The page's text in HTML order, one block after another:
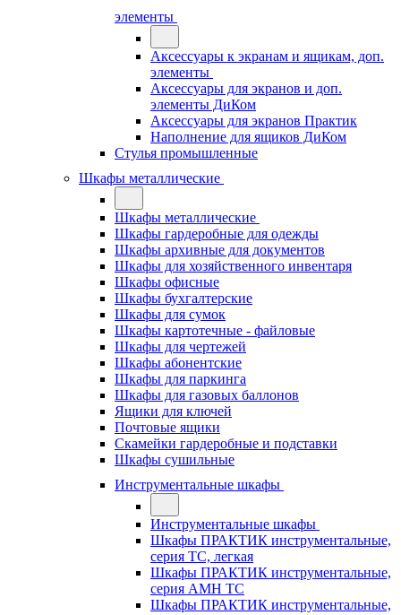
элементы
Аксессуары к экранам и ящикам, доп.
элементы
Аксессуары для экранов и доп.
элементы ДиКом
Аксессуары для экранов Практик
Наполнение для ящиков ДиКом
Стулья промышленные
Шкафы металлические
Шкафы металлические
Шкафы гардеробные для одежды
Шкафы архивные для документов
Шкафы для хозяйственного инвентаря
Шкафы офисные
Шкафы бухгалтерские
Шкафы для сумок
Шкафы картотечные - файловые
Шкафы для чертежей
Шкафы абонентские
Шкафы для паркинга
Шкафы для газовых баллонов
Ящики для ключей
Почтовые ящики
Скамейки гардеробные и подставки
Шкафы сушильные
Инструментальные шкафы
Инструментальные шкафы
Шкафы ПРАКТИК инструментальные,
серия ТC, легкая
Шкафы ПРАКТИК инструментальные,
серия AMH TC
Шкафы ПРАКТИК инструментальные,